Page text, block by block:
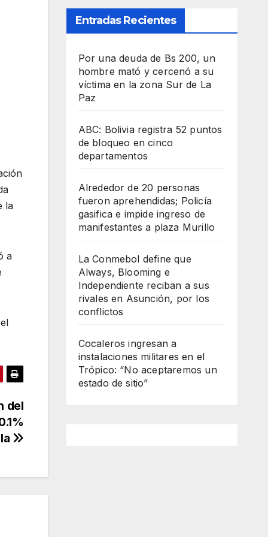
la
a
del
Entradas Recientes
Por una deuda de Bs 200, un
hombre mató y cercenó a su
víctima en la zona Sur de La
Paz
ABC: Bolivia registra 52 puntos
de bloqueo en cinco
departamentos
Alrededor de 20 personas
fueron aprehendidas; Policía
gasifica e impide ingreso de
manifestantes a plaza Murillo
La Conmebol define que
Always, Blooming e
Independiente reciban a sus
rivales en Asunción, por los
conflictos
Cocaleros ingresan a
instalaciones militares en el
Trópico: “No aceptaremos un
estado de sitio”